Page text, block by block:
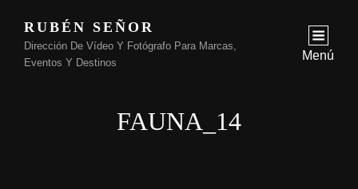
RUBÉN SEÑOR
Dirección De Vídeo Y Fotógrafo Para Marcas,
Eventos Y Destinos
Menú
FAUNA_14